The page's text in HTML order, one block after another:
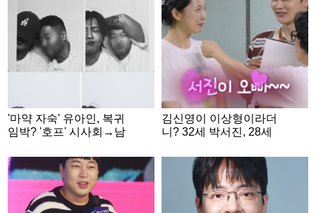
'마약 자숙' 유아인, 복귀
임박? '호프' 시사회→남
네 [스타이슈]
김신영이 이상형이라더
니? 32세 박서진, 28세
과 러브라인 [살림남][★